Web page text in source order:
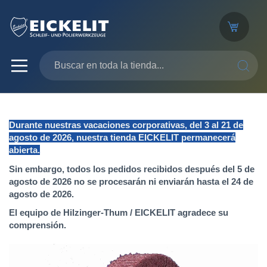
Durante nuestras vacaciones corporativas, del 3 al 21 de
agosto de 2026, nuestra tienda EICKELIT permanecerá
abierta.
Sin embargo, todos los pedidos recibidos después del 5 de
agosto de 2026 no se procesarán ni enviarán hasta el 24 de
agosto de 2026.
El equipo de Hilzinger-Thum / EICKELIT agradece su
comprensión.